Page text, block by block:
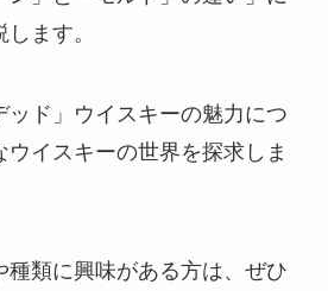
ます。
ッド」ウイスキーの魅力につ
イスキーの世界を探求しま
種類に興味がある方は、ぜひ